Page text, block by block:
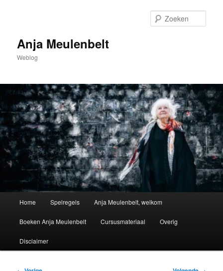
inhoudAnja Meulenbelt
Weblog
Home Spelregels Anja Meulenbelt, welkom
Boeken Anja Meulenbelt Cursusmateriaal Overig
Disclaimer